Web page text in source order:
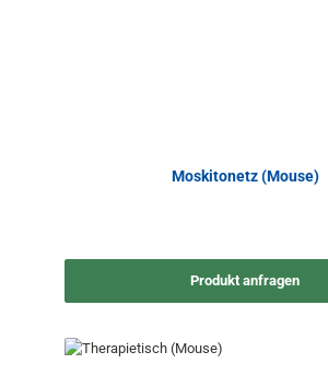
Moskitonetz (Mouse)
Produkt anfragen